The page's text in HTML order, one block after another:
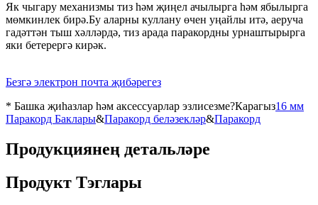
Як чыгару механизмы тиз һәм җиңел ачылырга һәм ябылырга
мөмкинлек бирә.Бу аларны куллану өчен уңайлы итә, аеруча
гадәттән тыш хәлләрдә, тиз арада паракордны урнаштырырга
яки бетерергә кирәк.
Безгә электрон почта җибәрегез
* Башка җиһазлар һәм аксессуарлар эзлисезме?Карагыз16 мм
Паракорд Баклары&Паракорд беләзекләр&Паракорд
Продукциянең детальләре
Продукт Тэглары